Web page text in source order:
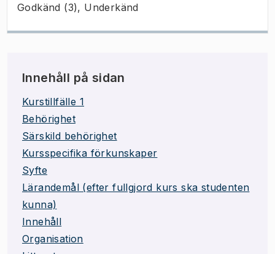
Godkänd (3), Underkänd
Innehåll på sidan
Kurstillfälle 1
Behörighet
Särskild behörighet
Kursspecifika förkunskaper
Syfte
Lärandemål (efter fullgjord kurs ska studenten
kunna)
Innehåll
Organisation